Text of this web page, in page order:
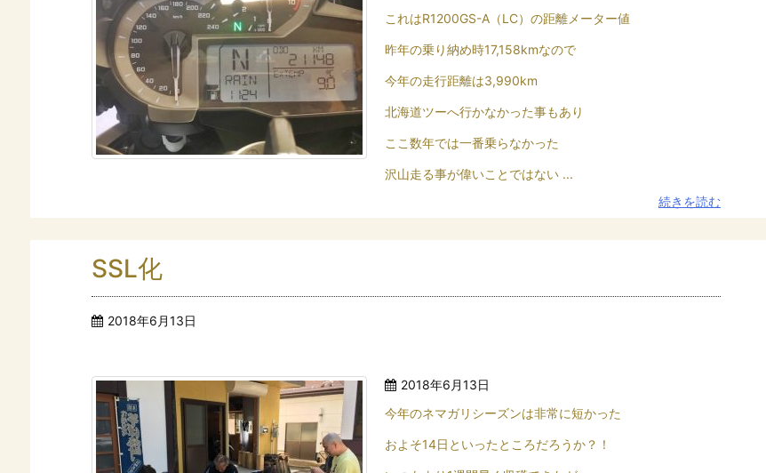
これはR1200GS-A（LC）の距離メーター値
昨年の乗り納め時17,158kmなので
今年の走行距離は3,990km
北海道ツーへ行かなかった事もあり
ここ数年では一番乗らなかった
沢山走る事が偉いことではない ...
続きを読む
SSL化
2018年6月13日
2018年6月13日
今年のネマガリシーズンは非常に短かった
およそ14日といったところだろうか？！